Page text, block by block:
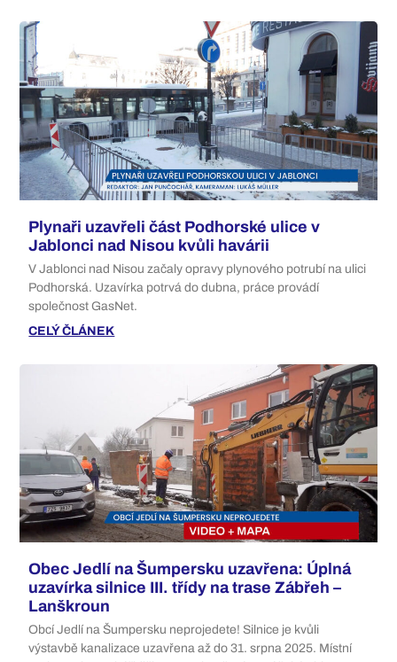
Plynaři uzavřeli část Podhorské ulice v
Jablonci nad Nisou kvůli havárii
V Jablonci nad Nisou začaly opravy plynového potrubí na ulici
Podhorská. Uzavírka potrvá do dubna, práce provádí
společnost GasNet.
CELÝ ČLÁNEK
Obec Jedlí na Šumpersku uzavřena: Úplná
uzavírka silnice III. třídy na trase Zábřeh –
Lanškroun
Obcí Jedlí na Šumpersku neprojedete! Silnice je kvůli
výstavbě kanalizace uzavřena až do 31. srpna 2025. Místní